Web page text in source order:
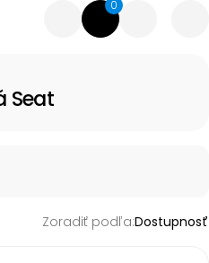
0
Seat
Zoradiť podľa:Dostupnosť